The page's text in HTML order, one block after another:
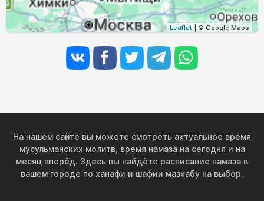
Leaflet | © Google Maps
На нашем сайте вы можете смотреть актуальное время
мусульманских молитв, время намаза на сегодня и на
месяц вперёд. Здесь вы найдёте расписание намаза в
вашем городе по ханафи и шафии мазхабу на выбор.